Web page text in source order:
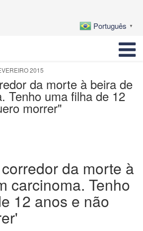
Português ▼
2015
da morte à beira de
Tenho uma filha de 12
morrer"